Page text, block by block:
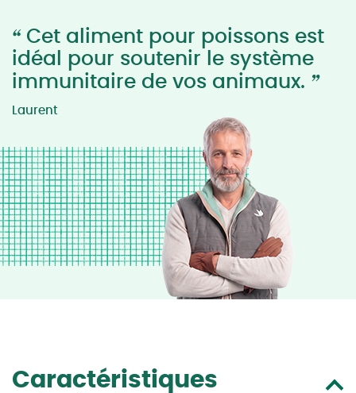
“ Cet aliment pour poissons est
idéal pour soutenir le système
immunitaire de vos animaux. ”
Laurent
Caractéristiques